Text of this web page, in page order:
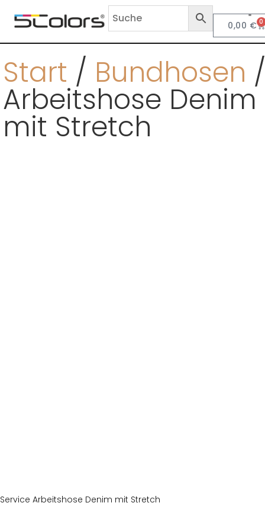
0,00 € 0
Start / Bundhosen
Arbeitshose Denim
mit Stretch
Service Arbeitshose Denim mit Stretch